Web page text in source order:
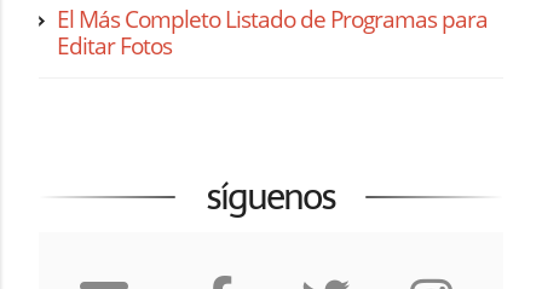
El Más Completo Listado de Programas para
Editar Fotos
síguenos